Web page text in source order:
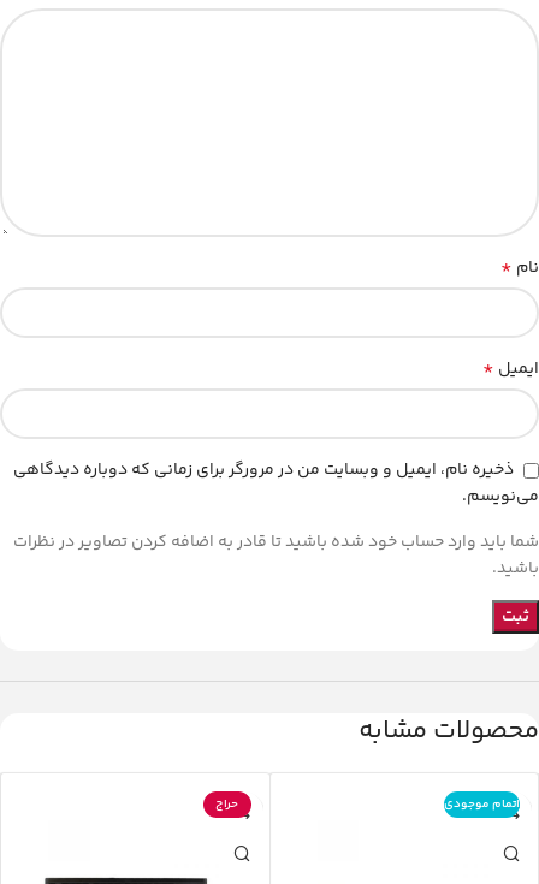
نام *
ایمیل *
ذخیره نام، ایمیل و وبسایت من در مرورگر برای زمانی که دوباره دیدگاهی
می‌نویسم.
شما باید وارد حساب خود شده باشید تا قادر به اضافه کردن تصاویر در نظرات
باشید.
محصولات مشابه
اتمام موجودی حراج